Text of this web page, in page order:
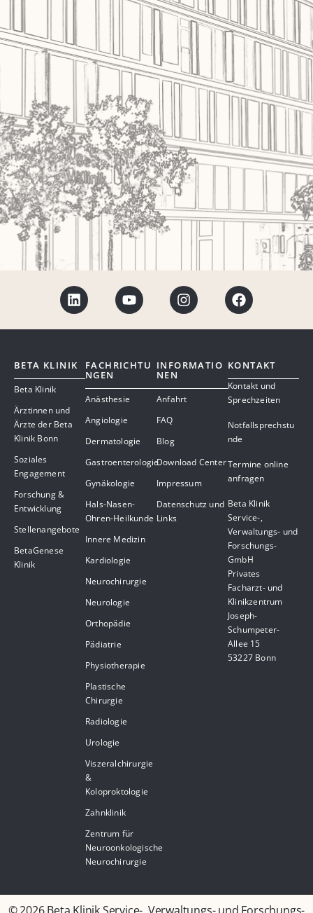
BETA KLINIK
Beta Klinik
Ärztinnen und
Ärzte der Beta
Klinik Bonn
Soziales
Engagement
Forschung &
Entwicklung
Stellenangebote
BetaGenese
Klinik
FACHRICHTU
NGEN
Anästhesie
Angiologie
Dermatologie
Gastroenterologie
Gynäkologie
Hals-Nasen-
Ohren-Heilkunde
Innere Medizin
Kardiologie
Neurochirurgie
Neurologie
Orthopädie
Pädiatrie
Physiotherapie
Plastische
Chirurgie
Radiologie
Urologie
Viszeralchirurgie
&
Koloproktologie
Zahnklinik
Zentrum für
Neuroonkologische
Neurochirurgie
INFORMATIO
NEN
Anfahrt
FAQ
Blog
Download Center
Impressum
Datenschutz und
Links
KONTAKT
Kontakt und
Sprechzeiten
Notfallsprechstu
nde
Termine online
anfragen
Beta Klinik
Service-,
Verwaltungs- und
Forschungs-
GmbH
Privates
Facharzt- und
Klinikzentrum
Joseph-
Schumpeter-
Allee 15
53227 Bonn